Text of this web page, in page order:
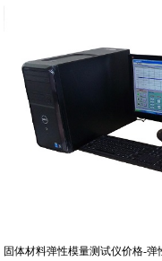
固体材料弹性模量测试仪价格-